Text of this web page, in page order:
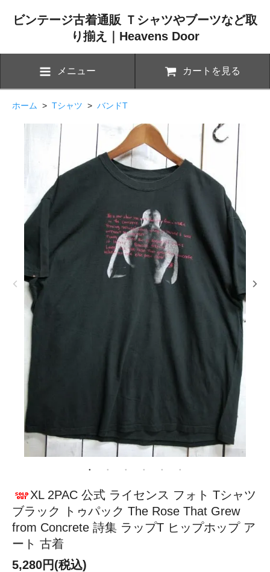
ビンテージ古着通販 Ｔシャツやブーツなど取
り揃え｜Heavens Door
メニュー カートを見る
ホーム > Tシャツ > バンドT
XL 2PAC 公式 ライセンス フォト Tシャツ
ブラック トゥパック The Rose That Grew
from Concrete 詩集 ラップT ヒップホップ ア
ート 古着
5,280円(税込)